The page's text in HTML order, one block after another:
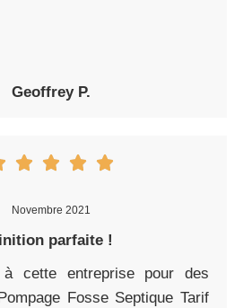
Geoffrey P.
Novembre 2021
parfaite !
cette entreprise pour des
Fosse Septique Tarif